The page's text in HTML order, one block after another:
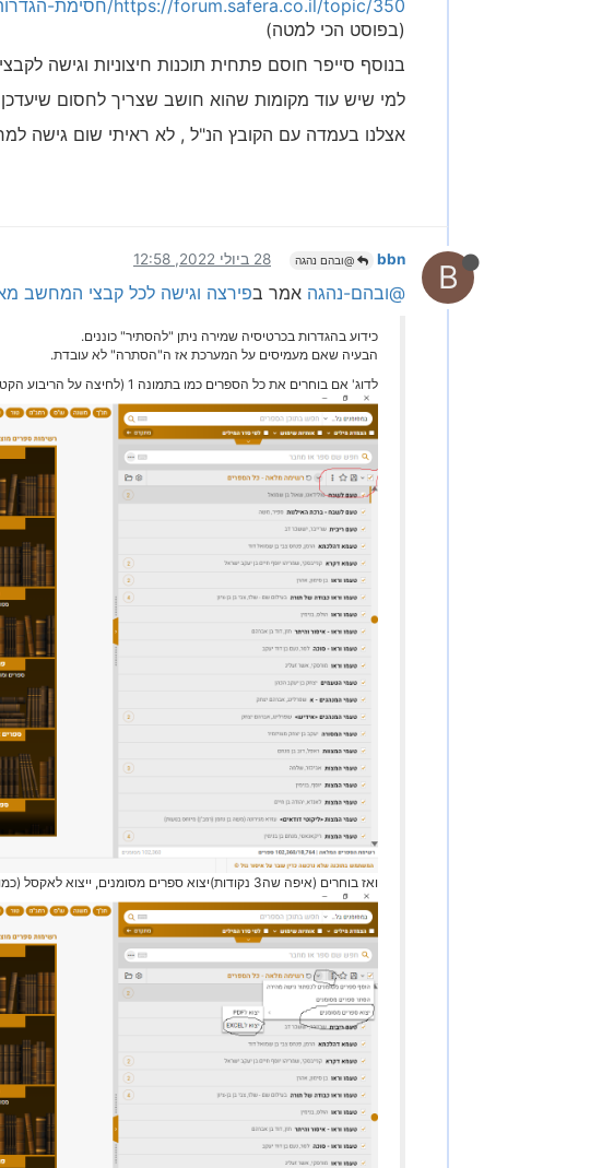
https://forum.safera.co.il/topic/350/חסימת-הגדרות-באוצר-החכמה
(בפוסט הכי למטה)
בנוסף סייפר חוסם פתחית תוכנות חיצוניות וגישה
למי שיש עוד מקומות שהוא חושב שצריך לחסום שיעדכן
אצלנו בעמדה עם הקובץ הנ"ל , לא ראיתי שום גישה
B
bbn @ובהם נהגה 28 ביולי 2022, 12:58
@ובהם-נהגה אמר בפירצה וגישה לכל קבצי המחשב
כידוע בהגדרות בכרטיסיה שמירה ניתן "להסתיר" כוננים.
הבעיה שאם מעמיסים על המערכת אז ה"הסתרה" לא עובדת.
לדוג' אם בוחרים את כל הספרים כמו בתמונה 1 (לחיצה על הריבוע הקטן)
ואז בוחרים (איפה שה3 נקודות)יצוא ספרים מסומנים, ייצוא לאקסל (כמו בתמונה 2)